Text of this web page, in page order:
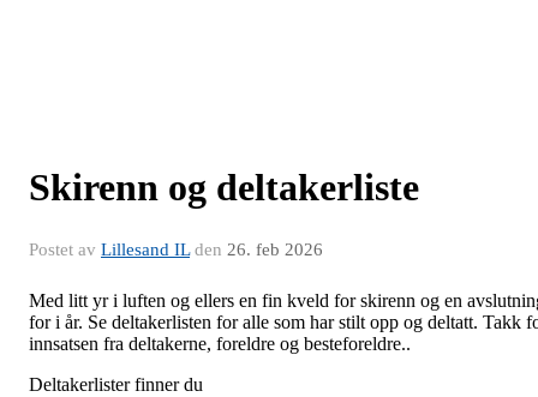
Skirenn og deltakerliste
Postet av Lillesand ILden 26. feb 2026
Med litt yr i luften og ellers en fin kveld for skirenn og en
for i år. Se deltakerlisten for alle som har stilt opp og deltatt. Takk
innsatsen fra deltakerne, foreldre og besteforeldre..
Deltakerlister finner du